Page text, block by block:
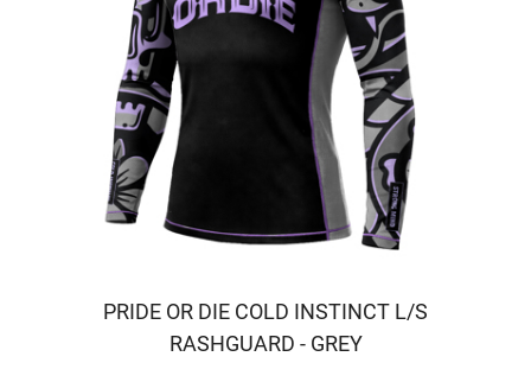
PRIDE OR DIE COLD INSTINCT L/S
RASHGUARD - GREY